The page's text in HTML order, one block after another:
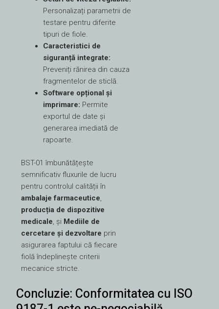
Personalizați parametrii de
testare pentru diferite
tipuri de fiole.
Caracteristici de
siguranță integrate:
Preveniți rănirea din cauza
fragmentelor de sticlă.
Software opțional și
imprimare: Permite
exportul de date și
generarea imediată de
rapoarte.
BST-01 îmbunătățește
semnificativ fluxurile de lucru
pentru controlul calității în
ambalaje farmaceutice
producția de dispozitive
medicale , și Mediile de
cercetare și dezvoltare prin
asigurarea faptului că fiecare
fiolă îndeplinește criterii
mecanice stricte.
Concluzie: Conformitatea cu ISO